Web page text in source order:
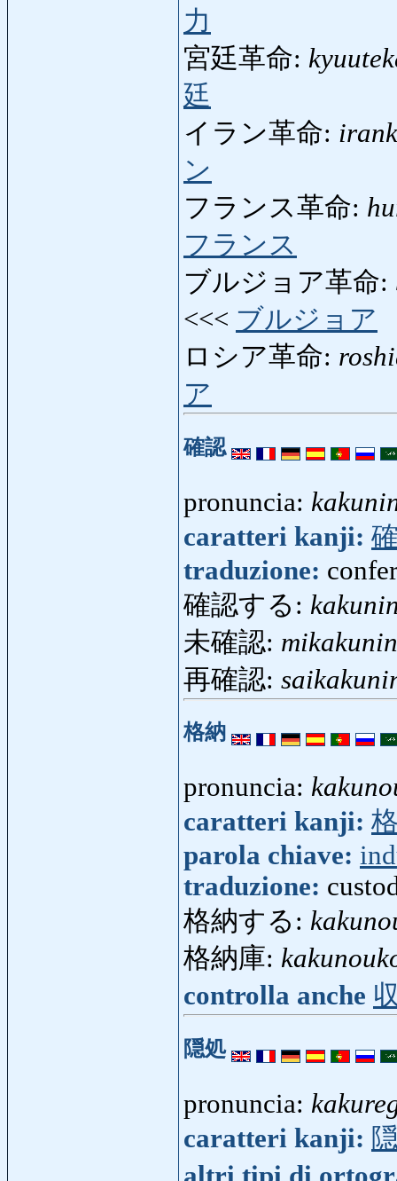
力
宮廷革命:
廷
イラン革命:
ン
フランス革命:
フランス
ブルジョア革命:
<<< ブルジョア
ロシア革命:
ア
確認
pronuncia:
caratteri kanji:
traduzione:
確認する:
未確認: mikakunin
再確認:
格納
pronuncia:
caratteri kanji:
parola chiave:
traduzione:
格納する:
格納庫:
controlla anche
隠処
pronuncia:
caratteri kanji: